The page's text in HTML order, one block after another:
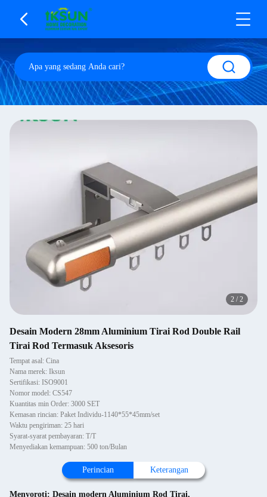
2 /2
Desain Modern 28mm Aluminium Tirai Rod Double Rail
Tirai Rod Termasuk Aksesoris
Tempat asal: Cina
Nama merek: Iksun
Sertifikasi: ISO9001
Nomor model: CS547
Kuantitas min Order: 3000 SET
Kemasan rincian: Paket Individu-1140*55*45mm/set
Waktu pengiriman: 25 hari
Syarat-syarat pembayaran: T/T
Menyediakan kemampuan: 500 ton/Bulan
Perincian Keterangan
Menyoroti: Desain modern Aluminium Rod Tirai,